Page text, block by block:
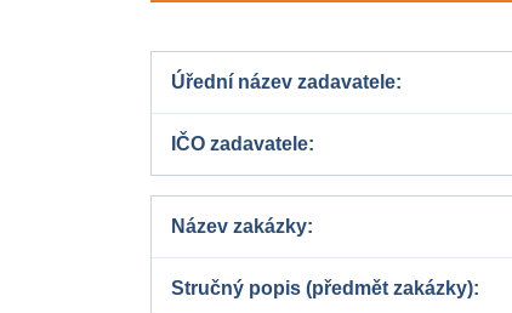
Úřední název zadavatele
IČO zadavatele
Název zakázky
Stručný popis (předmět zakázky)